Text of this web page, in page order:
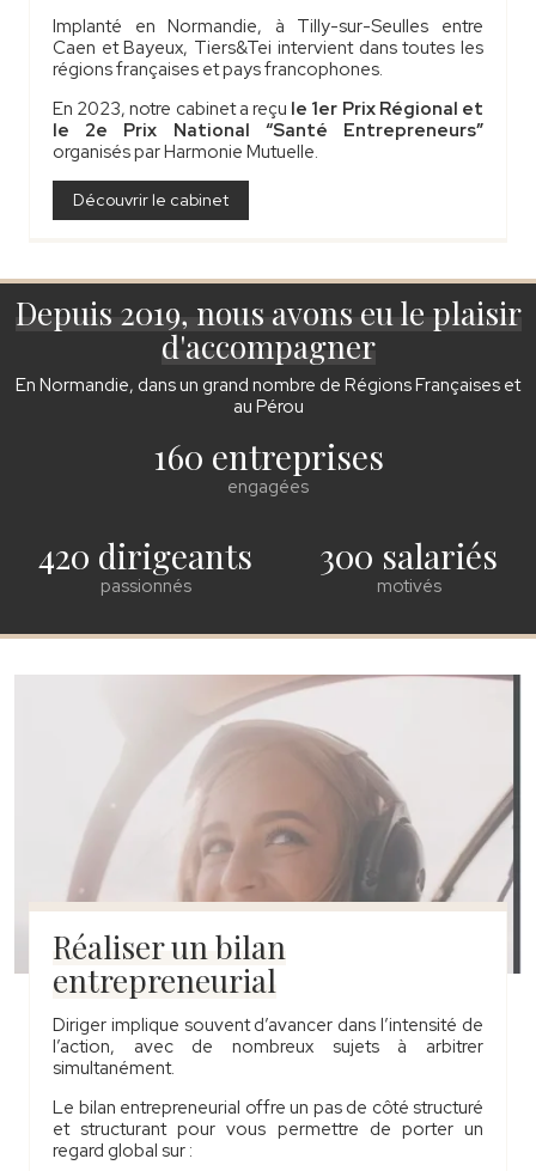
Implanté en Normandie, à Tilly-sur-Seulles entre
Caen et Bayeux, Tiers&Tei intervient dans toutes les
régions françaises et pays francophones.
En 2023, notre cabinet a reçu le 1er Prix Régional et
le 2e Prix National “Santé Entrepreneurs”
organisés par Harmonie Mutuelle.
Découvrir le cabinet
Depuis 2019, nous avons eu le plaisir
d'accompagner
En Normandie, dans un grand nombre de Régions Françaises et
au Pérou
160 entreprises
engagées
420 dirigeants
passionnés
300 salariés
motivés
Réaliser un bilan
entrepreneurial
Diriger implique souvent d’avancer dans l’intensité de
l’action, avec de nombreux sujets à arbitrer
simultanément.
Le bilan entrepreneurial offre un pas de côté structuré
et structurant pour vous permettre de porter un
regard global sur :